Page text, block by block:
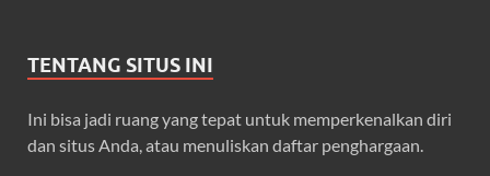
TENTANG SITUS INI
Ini bisa jadi ruang yang tepat untuk memperkenalkan diri
dan situs Anda, atau menuliskan daftar penghargaan.